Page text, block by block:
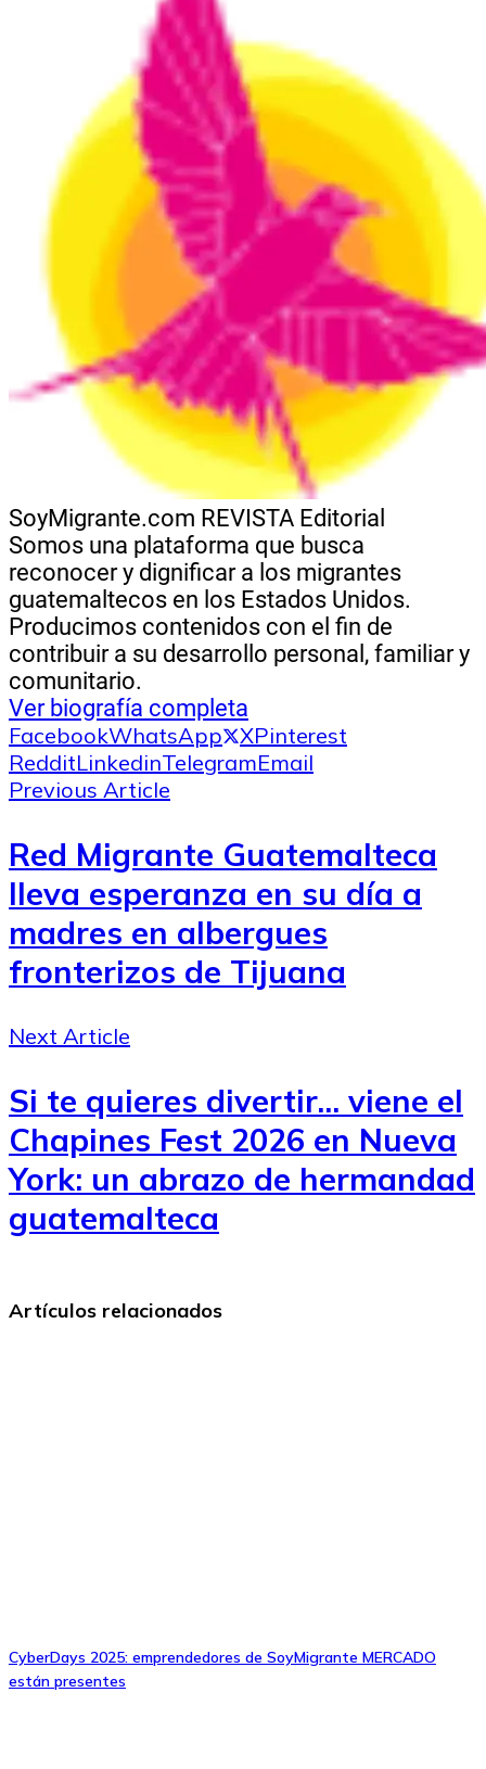
SoyMigrante.com REVISTA Editorial
Somos una plataforma que busca
reconocer y dignificar a los migrantes
guatemaltecos en los Estados Unidos.
Producimos contenidos con el fin de
contribuir a su desarrollo personal, familiar y
comunitario.
Ver biografía completa
FacebookWhatsApp XPinterest
RedditLinkedinTelegramEmail
Previous Article
Red Migrante Guatemalteca
lleva esperanza en su día a
madres en albergues
fronterizos de Tijuana
Next Article
Si te quieres divertir... viene el
Chapines Fest 2026 en Nueva
York: un abrazo de hermandad
guatemalteca
Artículos relacionados
CyberDays 2025: emprendedores de SoyMigrante MERCADO
están presentes